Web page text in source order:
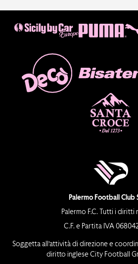
Palermo Football Club
Palermo F.C. Tutti i diritti
C.F. e Partita IVA
Soggetta all’attività di direzione e
diritto inglese City Football